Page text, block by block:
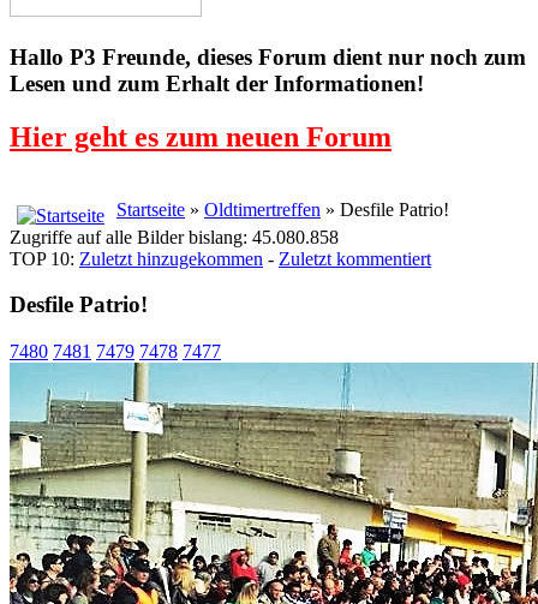
Hallo P3 Freunde, dieses Forum dient nur noch zum
Lesen und zum Erhalt der Informationen!
Hier geht es zum neuen Forum
Startseite » Oldtimertreffen » Desfile Patrio!
Zugriffe auf alle Bilder bislang: 45.080.858
TOP 10: Zuletzt hinzugekommen - Zuletzt kommentiert
Desfile Patrio!
7480 7481 7479 7478 7477